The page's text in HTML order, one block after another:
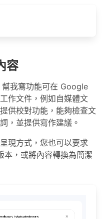
容
我寫功能可在 Google
作文件，例如自媒體文
供校對功能，能夠檢查文
，並提供寫作建議。
現方式，您也可以要求
本，或將內容轉換為簡潔